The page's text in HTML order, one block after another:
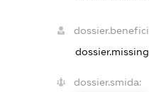
dossier.smida: